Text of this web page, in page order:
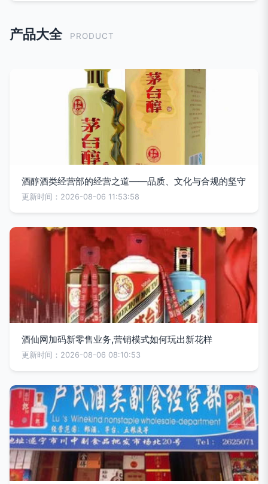
产品大全 PRODUCT
酒醇酒类经营部的经营之道——品质、文化与合规的坚守
更新时间：2026-08-06 11:53:58
酒仙网加码新零售业务,营销模式如何玩出新花样
更新时间：2026-08-06 08:10:53